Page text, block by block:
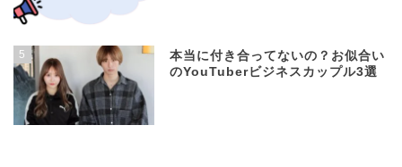
5
本当に付き合ってないの？お似合い
のYouTuberビジネスカップル3選